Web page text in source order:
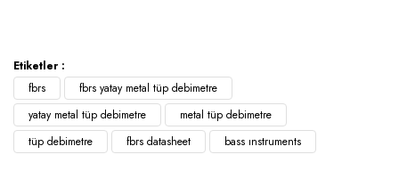
Etiketler :
fbrs
fbrs yatay metal tüp debimetre
yatay metal tüp debimetre
metal tüp debimetre
tüp debimetre
fbrs datasheet bass ınstruments